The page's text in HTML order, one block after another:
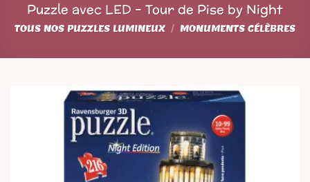
Puzzle avec LED – Tour de Pise by Night
TOUS NOS PUZZLES LUMINEUX / MONUMENTS CÉLÈBRES